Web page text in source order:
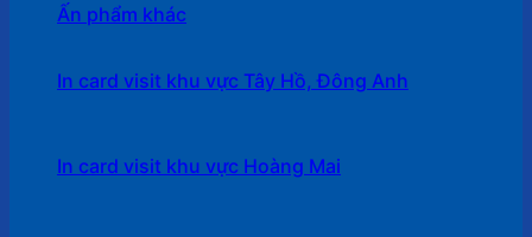
Ấn phẩm khác
In card visit khu vực Tây Hồ, Đông Anh
In card visit khu vực Hoàng Mai